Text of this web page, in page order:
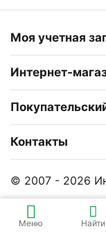
Моя учетная
Интернет-
Контакты
© 2007 - 2026
Меню Найти